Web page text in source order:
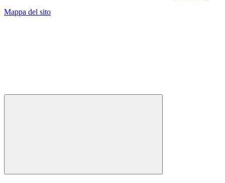
Mappa del sito